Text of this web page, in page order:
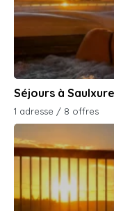
Séjours à
1 adresse / 8 offres